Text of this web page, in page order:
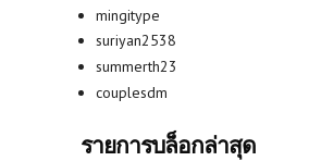
mingitype
suriyan2538
summerth23
couplesdm
รายการบล็อกล่าสุด